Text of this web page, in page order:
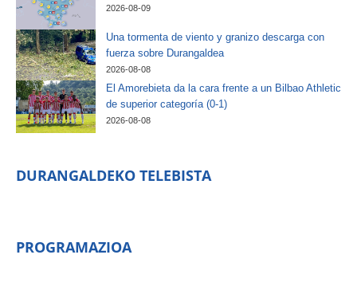
2026-08-09
Una tormenta de viento y granizo descarga con
fuerza sobre Durangaldea
2026-08-08
El Amorebieta da la cara frente a un Bilbao Athletic
de superior categoría (0-1)
2026-08-08
DURANGALDEKO TELEBISTA
PROGRAMAZIOA